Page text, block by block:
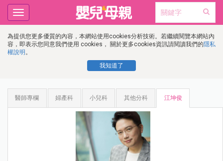
為提供您更多優質的內容，本網站使用cookies分析技術。若繼續閱覽本網站內
容，即表示您同意我們使用 cookies， 關於更多cookies資訊請閱讀我們的隱私
權說明 。
我知道了
Toggle
navigation
醫師專欄 婦產科 小兒科 其他分科 江坤俊